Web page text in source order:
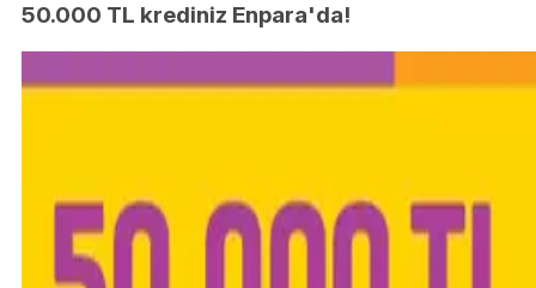
50.000 TL krediniz Enpara'da!